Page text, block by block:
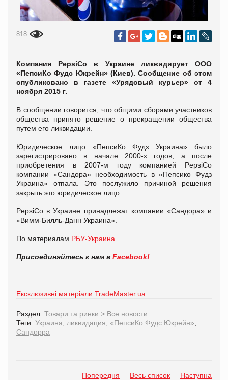
818
Компания PepsiCo в Украине ликвидирует ООО
«ПепсиКо Фудс Юкрейн» (Киев). Сообщение об этом
опубликовано в газете «Урядовый курьер» от 4
ноября 2015 г.
В сообщении говорится, что общими сборами участников
общества принято решение о прекращении общества
путем его ликвидации.
Юридическое лицо «ПепсиКо Фудз Украина» было
зарегистрировано в начале 2000-х годов, а после
приобретения в 2007-м году компанией PepsiCo
компании «Сандора» необходимость в «Пепсико Фудз
Украина» отпала. Это послужило причиной решения
закрыть это юридическое лицо.
PepsiCo в Украине принадлежат компании «Сандора» и
«Вимм-Билль-Данн Украина».
По материалам РБУ-Украина
Присоединяйтесь к нам в Facebook!
Ексклюзивні матеріали TradeMaster.ua
Раздел: Товари та ринки > Все новости
Теги: Украина ликвидация «ПепсиКо Фудс Юкрейн»
Сандорра
Попередня Весь список Наступна